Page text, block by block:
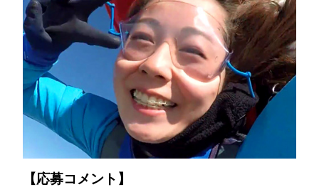
【応募コメント】